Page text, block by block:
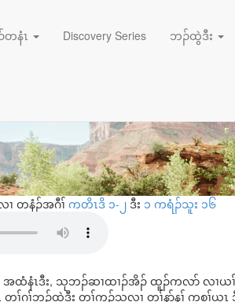
တနံၤ
Discovery Series ဘၣ်ထွဲဒီး
ၢ တၢ်စူၢ်တၢ်နာ်အ
တနံၣ်အဂီၢ် ကတိၤဒိ ၁-၂ ဒီး ၁ ကရံၣ်သူး ၁၆
အထံနံၤဒီး, သုဘၣ်ဆၢထၢၣ်အိၣ် ထူၣ်ကလာ် လၢယၢ်
ဂ့ၢ်ဘၣ်ထွဲဒီး တၢ်ကူၣ်သ့လၢ တၢ်နာ်န့ၢ် ကစၢ်ယွၤ ဒီ